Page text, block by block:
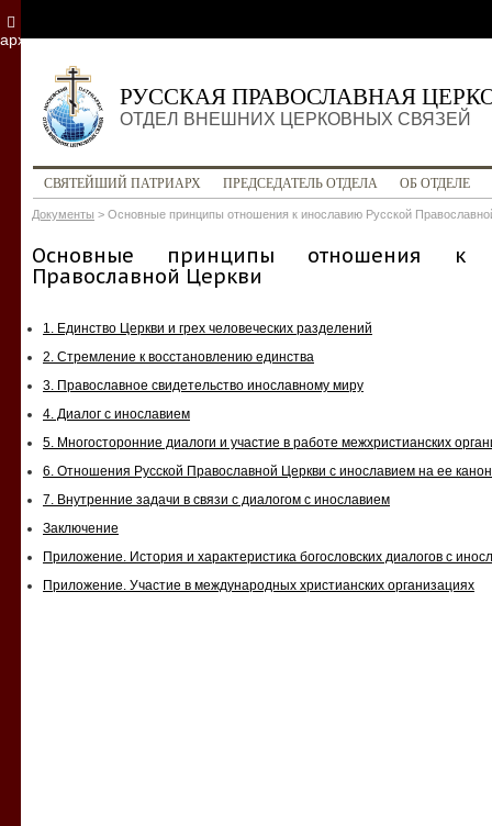
РУССКАЯ ПРАВОСЛАВНАЯ
ОТДЕЛ ВНЕШНИХ ЦЕРКОВНЫХ СВЯЗЕЙ
СВЯТЕЙШИЙ ПАТРИАРХ ПРЕДСЕДАТЕЛЬ ОТДЕЛА ОБ ОТДЕЛЕ
Документы > Основные принципы отношения к инославию Русской
Основные принципы отношения к
Православной Церкви
1. Единство Церкви и грех человеческих разделений
2. Стремление к восстановлению единства
3. Православное свидетельство инославному миру
4. Диалог с инославием
5. Многосторонние диалоги и участие в работе межхристианских
6. Отношения Русской Православной Церкви с инославием на ее
7. Внутренние задачи в связи с диалогом с инославием
Заключение
Приложение. История и характеристика богословских диалогов с
Приложение. Участие в международных христианских организациях
архив